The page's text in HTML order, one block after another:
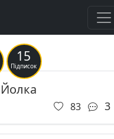
15
Підписок
83 3